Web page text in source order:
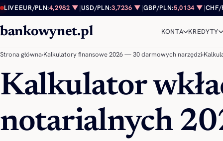
Przejdź do treści
LIVEEUR/PLN:4,2982 ▼|USD/PLN:3,7236 ▼|GBP/PLN:5,0134 ▼|CHF/
bankowynet.pl KONTA KREDYTY
Strona główna›Kalkulatory finansowe 2026 — 30 darmowych narzędzi›
Kalkulator
notarialnych